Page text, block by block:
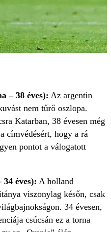
– 38 éves): Az argentin
nem tűrő oszlopa.
Katarban, 38 évesen még
címvédésért, hogy a rá
pontot a válogatott
éves): A holland
viszonylag későn, csak
34 évesen,
csúcsán ez a torna